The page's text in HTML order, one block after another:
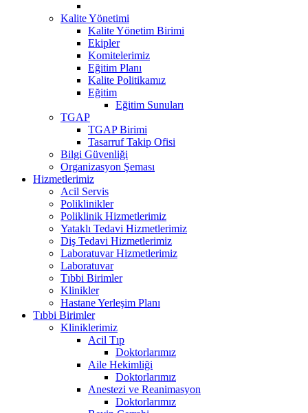
Kalite Yönetimi
Kalite Yönetim Birimi
Ekipler
Komitelerimiz
Eğitim Planı
Kalite Politikamız
Eğitim
Eğitim Sunuları
TGAP
TGAP Birimi
Tasarruf Takip Ofisi
Bilgi Güvenliği
Organizasyon Şeması
Hizmetlerimiz
Acil Servis
Poliklinikler
Poliklinik Hizmetlerimiz
Yataklı Tedavi Hizmetlerimiz
Diş Tedavi Hizmetlerimiz
Laboratuvar Hizmetlerimiz
Laboratuvar
Tıbbi Birimler
Klinikler
Hastane Yerleşim Planı
Tıbbi Birimler
Kliniklerimiz
Acil Tıp
Doktorlarımız
Aile Hekimliği
Doktorlarımız
Anestezi ve Reanimasyon
Doktorlarımız